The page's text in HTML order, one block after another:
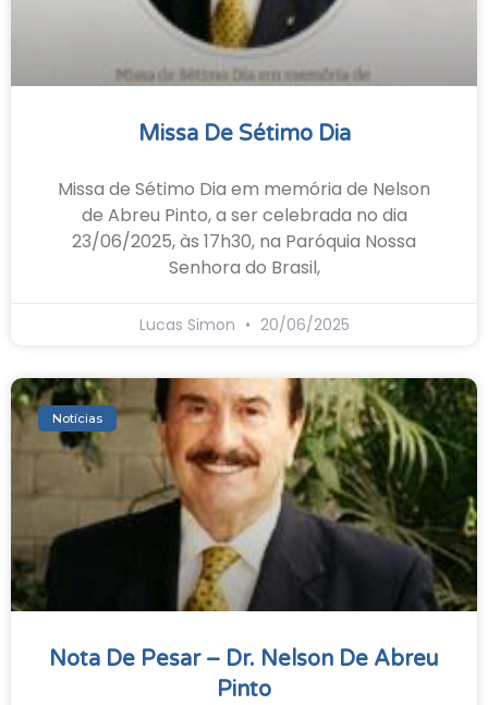
Missa De Sétimo Dia
Missa de Sétimo Dia em memória de Nelson
de Abreu Pinto, a ser celebrada no dia
23/06/2025, às 17h30, na Paróquia Nossa
Senhora do Brasil,
Lucas Simon 20/06/2025
Notícias
Nota De Pesar – Dr. Nelson De Abreu
Pinto